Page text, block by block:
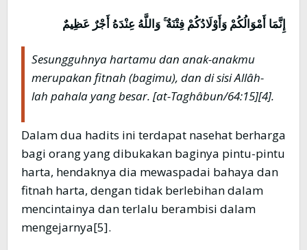
إِنَّمَا أَمْوَالُكُمْ وَأَوْلَادُكُمْ فِتْنَةٌ ۚ وَاللَّهُ عِنْدَهُ أَجْرٌ عَظِيمٌ
Sesungguhnya hartamu dan anak-anakmu
merupakan fitnah (bagimu), dan di sisi Allâh-
lah pahala yang besar. [at-Taghâbun/64:15][4].
Dalam dua hadits ini terdapat nasehat berharga
bagi orang yang dibukakan baginya pintu-pintu
harta, hendaknya dia mewaspadai bahaya dan
fitnah harta, dengan tidak berlebihan dalam
mencintainya dan terlalu berambisi dalam
mengejarnya[5].